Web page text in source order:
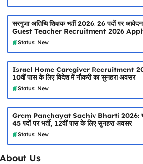
सरगुजा अतिथि शिक्षक भर्ती 2026: 26 पदों पर
Guest Teacher Recruitment 2026
Status: New
Israel Home Caregiver Recruitment
10वीं पास के लिए विदेश में नौकरी का सुनहरा अवसर
Status: New
Gram Panchayat Sachiv Bharti 2026:
45 पदों पर भर्ती, 12वीं पास के लिए सुनहरा अवसर
Status: New
About Us